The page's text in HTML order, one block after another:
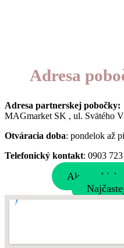
Adresa
Adresa partnerskej pobočky:
MAGmarket SK , ul. Svätého
Otváracia doba: pondelok až
Telefonický kontakt: 0903
Ako